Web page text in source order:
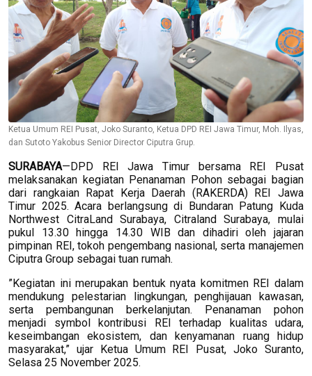
Ketua Umum REI Pusat, Joko Suranto, Ketua DPD REI Jawa Timur, Moh. Ilyas,
dan Sutoto Yakobus Senior Director Ciputra Grup.
SURABAYA—DPD REI Jawa Timur bersama REI Pusat
melaksanakan kegiatan Penanaman Pohon sebagai bagian
dari rangkaian Rapat Kerja Daerah (RAKERDA) REI Jawa
Timur 2025. Acara berlangsung di Bundaran Patung Kuda
Northwest CitraLand Surabaya, Citraland Surabaya, mulai
pukul 13.30 hingga 14.30 WIB dan dihadiri oleh jajaran
pimpinan REI, tokoh pengembang nasional, serta manajemen
Ciputra Group sebagai tuan rumah.
”Kegiatan ini merupakan bentuk nyata komitmen REI dalam
mendukung pelestarian lingkungan, penghijauan kawasan,
serta pembangunan berkelanjutan. Penanaman pohon
menjadi symbol kontribusi REI terhadap kualitas udara,
keseimbangan ekosistem, dan kenyamanan ruang hidup
masyarakat,” ujar Ketua Umum REI Pusat, Joko Suranto,
Selasa 25 November 2025.